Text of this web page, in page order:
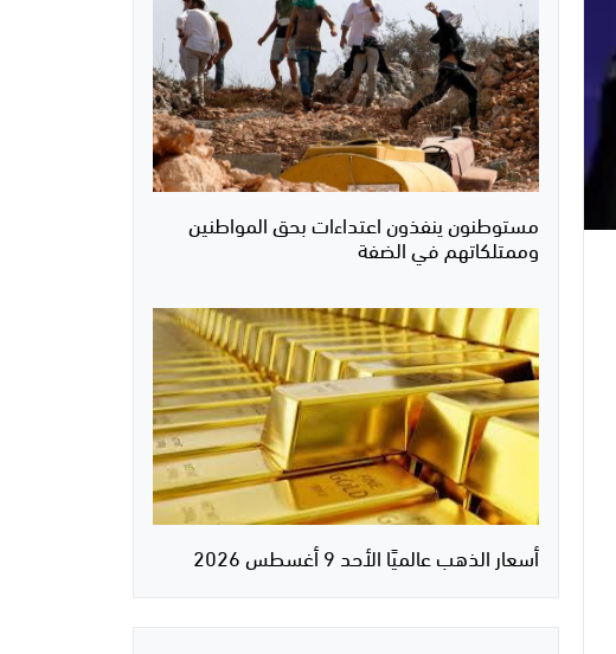
مستوطنون ينفذون اعتداءات بحق المواطنين
وممتلكاتهم في الضفة
أسعار الذهب عالميًا الأحد 9 أغسطس 2026